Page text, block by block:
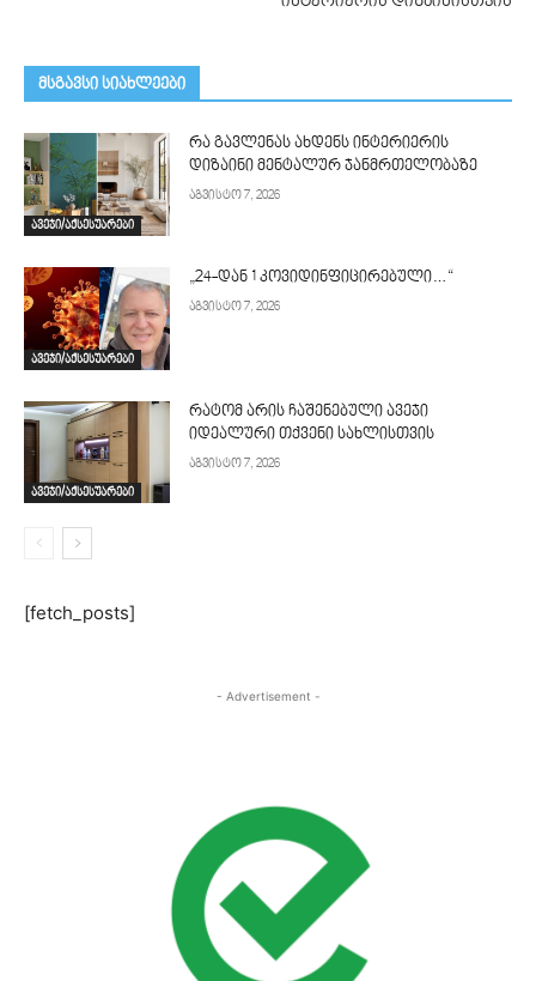
მსგავსი სიახლეები
ავეჯი/აქსესუარები
რა გავლენას ახდენს ინტერიერის
დიზაინი მენტალურ ჯანმრთელობაზე
აგვისტო 7, 2026
ავეჯი/აქსესუარები
„24-დან 1 კოვიდინფიცირებული…“
აგვისტო 7, 2026
ავეჯი/აქსესუარები
რატომ არის ჩაშენებული ავეჯი
იდეალური თქვენი სახლისთვის
აგვისტო 7, 2026
[fetch_posts]
- Advertisement -